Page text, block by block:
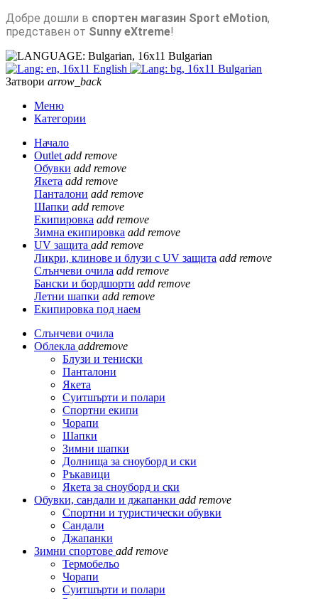
Добре дошли в спортен магазин Sport eMotion,
представен от Sunny eXtreme!
Bulgarian
English
Bulgarian
Затвори arrow_back
Меню
Категории
Начало
Outlet add remove
Обувки add remove
Якета add remove
Панталони add remove
Шапки add remove
Екипировка add remove
Зимна екипировка add remove
UV защита add remove
Ликри, клинове и блузи с UV защита add remove
Слънчеви очила add remove
Бански и бордшорти add remove
Летни шапки add remove
Екипировка под наем
Слънчеви очила
Облекла addremove
Блузи и тениски
Панталони
Якета
Суитшърти и полари
Спортни екипи
Чорапи
Шапки
Зимни шапки
Долнища за сноуборд и ски
Ръкавици
Якета за сноуборд и ски
Обувки, сандали и джапанки add remove
Спортни и туристически обувки
Сандали
Джапанки
Зимни спортове add remove
Термобельо
Чорапи
Суитшърти и полари